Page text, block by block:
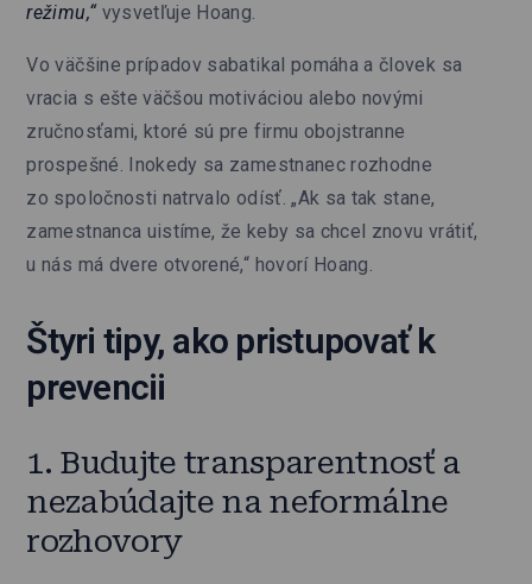
režimu,“ vysvetľuje Hoang.
Vo väčšine prípadov sabatikal pomáha a človek sa
vracia s ešte väčšou motiváciou alebo novými
zručnosťami, ktoré sú pre firmu obojstranne
prospešné. Inokedy sa zamestnanec rozhodne
zo spoločnosti natrvalo odísť. „Ak sa tak stane,
zamestnanca uistíme, že keby sa chcel znovu vrátiť,
u nás má dvere otvorené,“ hovorí Hoang.
Štyri tipy, ako pristupovať k
prevencii
1. Budujte transparentnosť a
nezabúdajte na neformálne
rozhovory